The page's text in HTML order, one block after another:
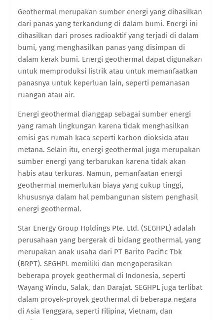
Geothermal merupakan sumber energi yang dihasilkan
dari panas yang terkandung di dalam bumi. Energi ini
dihasilkan dari proses radioaktif yang terjadi di dalam
bumi, yang menghasilkan panas yang disimpan di
dalam kerak bumi. Energi geothermal dapat digunakan
untuk memproduksi listrik atau untuk memanfaatkan
panasnya untuk keperluan lain, seperti pemanasan
ruangan atau air.
Energi geothermal dianggap sebagai sumber energi
yang ramah lingkungan karena tidak menghasilkan
emisi gas rumah kaca seperti karbon dioksida atau
metana. Selain itu, energi geothermal juga merupakan
sumber energi yang terbarukan karena tidak akan
habis atau terkuras. Namun, pemanfaatan energi
geothermal memerlukan biaya yang cukup tinggi,
khususnya dalam hal pembangunan sistem penghasil
energi geothermal.
Star Energy Group Holdings Pte. Ltd. (SEGHPL) adalah
perusahaan yang bergerak di bidang geothermal, yang
merupakan anak usaha dari PT Barito Pacific Tbk
(BRPT). SEGHPL memiliki dan mengoperasikan
beberapa proyek geothermal di Indonesia, seperti
Wayang Windu, Salak, dan Darajat. SEGHPL juga terlibat
dalam proyek-proyek geothermal di beberapa negara
di Asia Tenggara, seperti Filipina, Vietnam, dan